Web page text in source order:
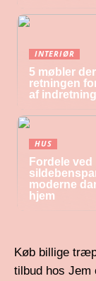
INTERIØR
5 møbler
retningen
af
HUS
Fordele ved
moderne
hjem
Køb billige
tilbud hos Jem